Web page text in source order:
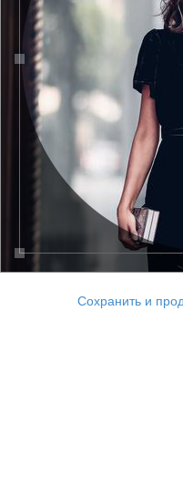
Сохранить и